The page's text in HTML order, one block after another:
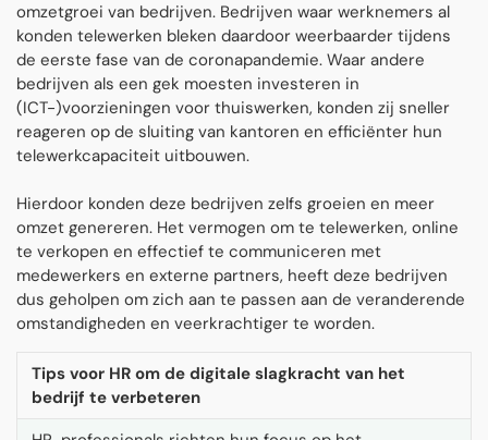
omzetgroei van bedrijven. Bedrijven waar werknemers al
konden telewerken bleken daardoor weerbaarder tijdens
de eerste fase van de coronapandemie. Waar andere
bedrijven als een gek moesten investeren in
(ICT-)voorzieningen voor thuiswerken, konden zij sneller
reageren op de sluiting van kantoren en efficiënter hun
telewerkcapaciteit uitbouwen.
Hierdoor konden deze bedrijven zelfs groeien en meer
omzet genereren. Het vermogen om te telewerken, online
te verkopen en effectief te communiceren met
medewerkers en externe partners, heeft deze bedrijven
dus geholpen om zich aan te passen aan de veranderende
omstandigheden en veerkrachtiger te worden.
Tips voor HR om de digitale slagkracht van het
bedrijf te verbeteren